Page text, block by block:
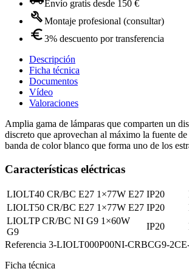
Envío gratis desde 150 €
Montaje profesional (consultar)
3% descuento por transferencia
Descripción
Ficha técnica
Documentos
Vídeo
Valoraciones
Amplia gama de lámparas que comparten un
discreto que aprovechan al máximo la fuente
banda de color blanco que forma uno de los
Características eléctricas
LIOLT40 CR/BC E27 1×77W E27 IP20
LIOLT50 CR/BC E27 1×77W E27 IP20
LIOLTP CR/BC NI G9 1×60W
G9
IP20
Referencia 3-LIOLT000P00NI-CRBCG9-
Ficha técnica